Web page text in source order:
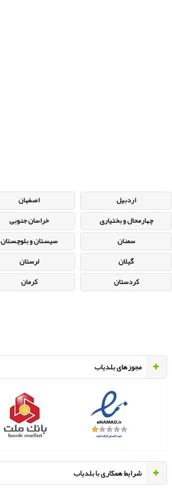
اردبیل اصفهان
چهارمحال و بختیاری خراسان جنوبی
سمنان سیستان و بلوچستان
گیلان لرستان
کردستان کرمان
مجوزهای بلدیاب
‌شرایط همکاری با بلدیاب